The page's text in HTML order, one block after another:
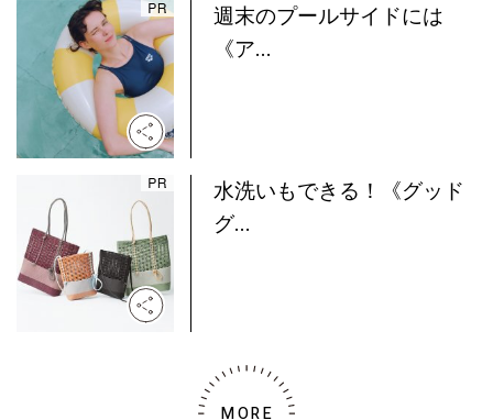
週末のプールサイドには
《ア...
水洗いもできる！《グッド
グ...
MORE